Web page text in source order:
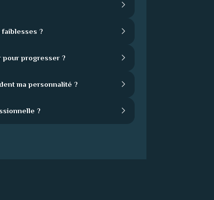
?
pour progresser ?
ma personnalité ?
?